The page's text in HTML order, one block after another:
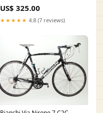
US$ 325.00
★★★★★ 4.8 (7 reviews)